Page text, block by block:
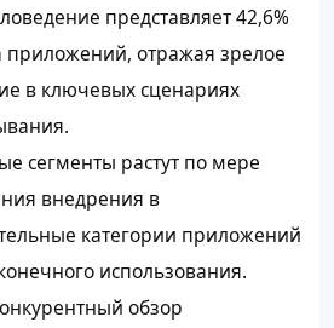
представляет 42,6%
приложений, отражая зрелое
в ключевых сценариях
сегменты растут по мере
внедрения в
категории приложений
использования.
обзор